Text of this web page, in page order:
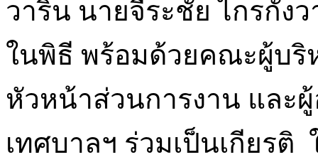
วาริน นายจีระชัย ไกรกัง
ในพิธี พร้อมด้วยคณะผู้บริ
หัวหน้าส่วนการงาน และ
เทศบาลฯ ร่วมเป็นเกียรติ